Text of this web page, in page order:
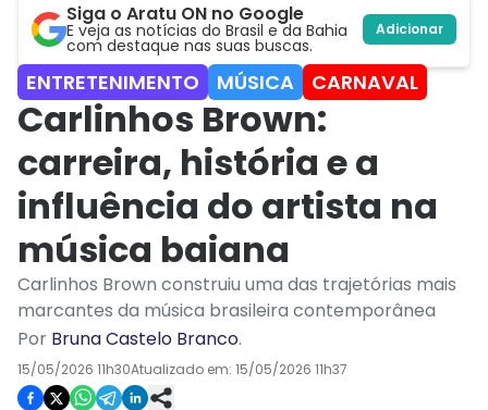
Siga o Aratu ON no Google
E veja as notícias do Brasil e da Bahia
com destaque nas suas buscas.
Adicionar
ENTRETENIMENTO MÚSICA CARNAVAL
Carlinhos Brown:
carreira, história e a
influência do artista na
música baiana
Carlinhos Brown construiu uma das trajetórias mais
marcantes da música brasileira contemporânea
Por Bruna Castelo Branco.
15/05/2026 11h30Atualizado em: 15/05/2026 11h37